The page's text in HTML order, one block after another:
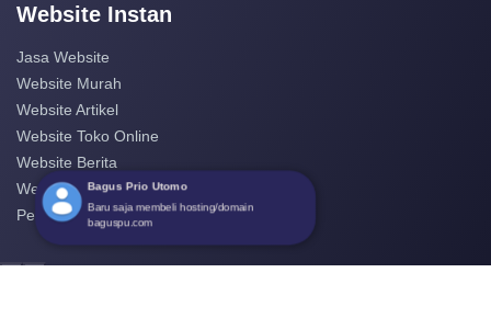
Website Instan
Jasa Website
Website Murah
Website Artikel
Website Toko Online
Website Berita
Website Perusahaan
Pembuatan Website
Bagus Prio Utomo
Baru saja membeli hosting/domain
baguspu.com